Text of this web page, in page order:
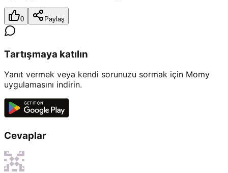
0 Paylaş
Tartışmaya katılın
Yanıt vermek veya kendi sorunuzu sormak için Momy
uygulamasını indirin.
Cevaplar